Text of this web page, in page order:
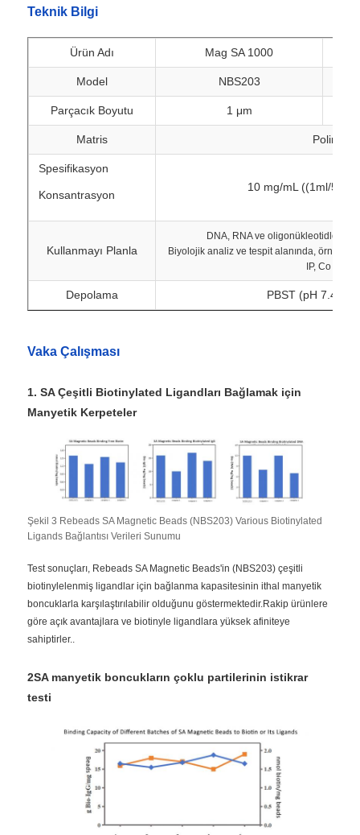
Ana Sayfa
Hakkımızda
Fabrika turu
Kalite kontrolü
Teklif Alın
NGS manyetik boncuklar
Hücre Sıralama Manyetik Mühürler
Teknik Bilgi
Ürün Adı Mag SA 1000
Model NBS203
Parçacık Boyutu 1 μm
Matris Polimer
Spesifikasyon
Konsantrasyon
10 mg/mL ((1ml/5ml/
Kullanmayı Planla
DNA, RNA ve oligonükleotidlerin
Biyolojik analiz ve tespit alanında, örneğin
IP, Co IP vb.
Depolama PBST (pH 7.4);2-
Vaka Çalışması
1. SA Çeşitli Biotinylated Ligandları Bağlamak için
Manyetik Kerpeteler
Şekil 3 Rebeads SA Magnetic Beads (NBS203) Various Biotinylated
Ligands Bağlantısı Verileri Sunumu
Test sonuçları, Rebeads SA Magnetic Beads'in (NBS203) çeşitli
biotinylelenmiş ligandlar için bağlanma kapasitesinin ithal manyetik
boncuklarla karşılaştırılabilir olduğunu göstermektedir.Rakip ürünlere
göre açık avantajlara ve biotinyle ligandlara yüksek afiniteye
sahiptirler..
2SA manyetik boncukların çoklu partilerinin istikrar
testi